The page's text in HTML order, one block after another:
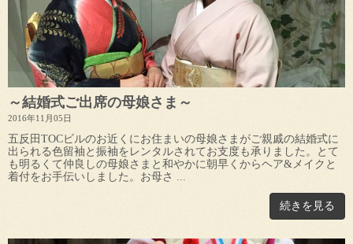
～結婚式ご出席の母娘さま～
2016年11月05日
五反田TOCビルのお近くにお住まいの母娘さまがご親戚の結婚式に
出られる色留袖と振袖をレンタルされてお支度も承りました。とて
も明るくて仲良しの母娘さまと和やかに朝早くからヘア&メイクと
着付をお手伝いしました。お母さ ...
続きを見る